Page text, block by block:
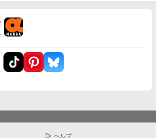
ヘルプ